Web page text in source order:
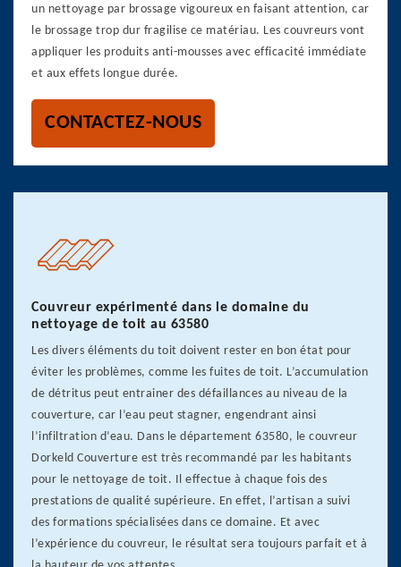
un nettoyage par brossage vigoureux en faisant attention, car
le brossage trop dur fragilise ce matériau. Les couvreurs vont
appliquer les produits anti-mousses avec efficacité immédiate
et aux effets longue durée.
CONTACTEZ-NOUS
Couvreur expérimenté dans le domaine du
nettoyage de toit au 63580
Les divers éléments du toit doivent rester en bon état pour
éviter les problèmes, comme les fuites de toit. L’accumulation
de détritus peut entrainer des défaillances au niveau de la
couverture, car l’eau peut stagner, engendrant ainsi
l’infiltration d’eau. Dans le département 63580, le couvreur
Dorkeld Couverture est très recommandé par les habitants
pour le nettoyage de toit. Il effectue à chaque fois des
prestations de qualité supérieure. En effet, l’artisan a suivi
des formations spécialisées dans ce domaine. Et avec
l’expérience du couvreur, le résultat sera toujours parfait et à